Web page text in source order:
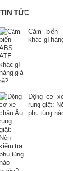
TIN TỨC
Cảm biến
khác gì
Động cơ
rung giật:
phụ tùng